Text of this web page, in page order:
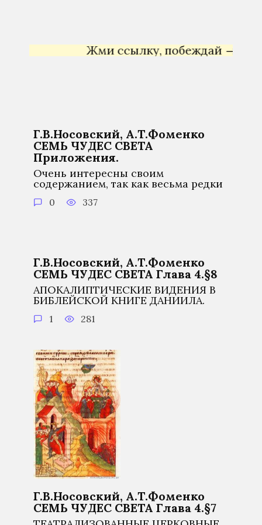
Жми ссылку, побеждай →
Г.В.Носовский, А.Т.Фоменко
СЕМЬ ЧУДЕС СВЕТА
Приложения.
Очень интересны своим
содержанием, так как весьма редки
0 337
Г.В.Носовский, А.Т.Фоменко
СЕМЬ ЧУДЕС СВЕТА Глава 4.§8
АПОКАЛИПТИЧЕСКИЕ ВИДЕНИЯ В
БИБЛЕЙСКОЙ КНИГЕ ДАНИИЛА.
1 281
Г.В.Носовский, А.Т.Фоменко
СЕМЬ ЧУДЕС СВЕТА Глава 4.§7